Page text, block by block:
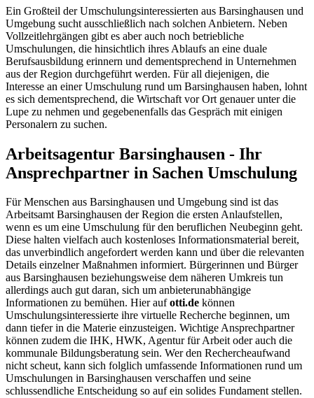
Ein Großteil der Umschulungsinteressierten aus Barsinghausen und
Umgebung sucht ausschließlich nach solchen Anbietern. Neben
Vollzeitlehrgängen gibt es aber auch noch betriebliche
Umschulungen, die hinsichtlich ihres Ablaufs an eine duale
Berufsausbildung erinnern und dementsprechend in Unternehmen
aus der Region durchgeführt werden. Für all diejenigen, die
Interesse an einer Umschulung rund um Barsinghausen haben, lohnt
es sich dementsprechend, die Wirtschaft vor Ort genauer unter die
Lupe zu nehmen und gegebenenfalls das Gespräch mit einigen
Personalern zu suchen.
Arbeitsagentur Barsinghausen - Ihr
Ansprechpartner in Sachen Umschulung
Für Menschen aus Barsinghausen und Umgebung sind ist das
Arbeitsamt Barsinghausen der Region die ersten Anlaufstellen,
wenn es um eine Umschulung für den beruflichen Neubeginn geht.
Diese halten vielfach auch kostenloses Informationsmaterial bereit,
das unverbindlich angefordert werden kann und über die relevanten
Details einzelner Maßnahmen informiert. Bürgerinnen und Bürger
aus Barsinghausen beziehungsweise dem näheren Umkreis tun
allerdings auch gut daran, sich um anbieterunabhängige
Informationen zu bemühen. Hier aufotti.de können
Umschulungsinteressierte ihre virtuelle Recherche beginnen, um
dann tiefer in die Materie einzusteigen. Wichtige Ansprechpartner
können zudem die IHK, HWK, Agentur für Arbeit oder auch die
kommunale Bildungsberatung sein. Wer den Rechercheaufwand
nicht scheut, kann sich folglich umfassende Informationen rund um
Umschulungen in Barsinghausen verschaffen und seine
schlussendliche Entscheidung so auf ein solides Fundament stellen.